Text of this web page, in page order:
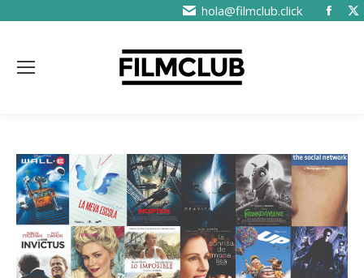
hola@filmclub.click